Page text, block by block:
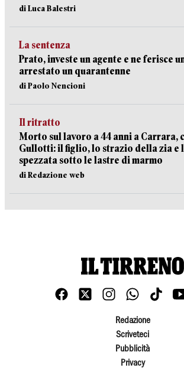
di Luca Balestri
La sentenza
Prato, investe un agente e ne ferisce
arrestato un quarantenne
di Paolo Nencioni
Il ritratto
Morto sul lavoro a 44 anni a Carrara,
Gullotti: il figlio, lo strazio della zia e
spezzata sotto le lastre di marmo
di Redazione web
Redazione
Scriveteci
Pubblicità
Privacy